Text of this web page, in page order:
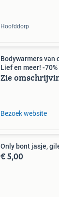
Hoofddorp
Bodywarmers van
Lief en meer! -70%
Zie
Bezoek website
Only bont jasje,
€ 5,00